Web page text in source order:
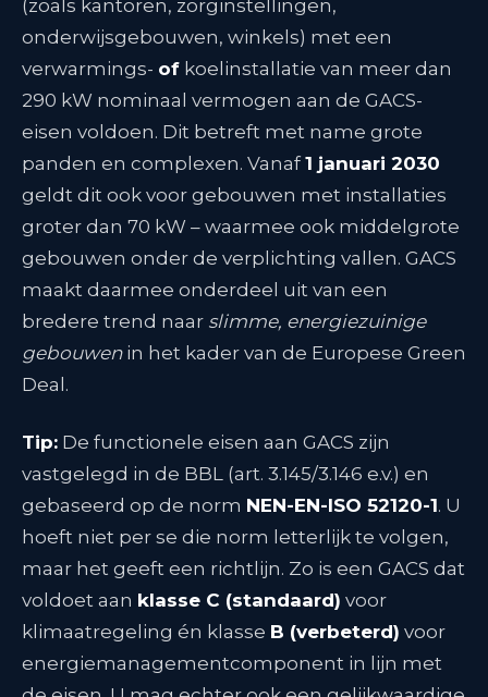
(zoals kantoren, zorginstellingen,
onderwijsgebouwen, winkels) met een
verwarmings- of koelinstallatie van meer dan
290 kW nominaal vermogen aan de GACS-
eisen voldoen. Dit betreft met name grote
panden en complexen. Vanaf 1 januari 2030
geldt dit ook voor gebouwen met installaties
groter dan 70 kW – waarmee ook middelgrote
gebouwen onder de verplichting vallen. GACS
maakt daarmee onderdeel uit van een
bredere trend naar slimme, energiezuinige
gebouwen in het kader van de Europese Green
Deal.
Tip: De functionele eisen aan GACS zijn
vastgelegd in de BBL (art. 3.145/3.146 e.v.) en
gebaseerd op de norm NEN-EN-ISO 52120-1. U
hoeft niet per se die norm letterlijk te volgen,
maar het geeft een richtlijn. Zo is een GACS dat
voldoet aan klasse C (standaard) voor
klimaatregeling én klasse B (verbeterd) voor
energiemanagementcomponent in lijn met